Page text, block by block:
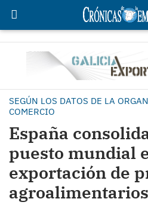
SEGÚN LOS DATOS DE LA
COMERCIO
España
puesto mundial
exportación de
agroalimentarios